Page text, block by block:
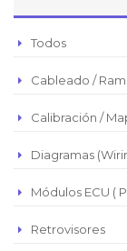
Euro
Real Brasilero
Todos
Cableado /
Calibración /
Diagramas
Módulos ECU (
Retrovisores